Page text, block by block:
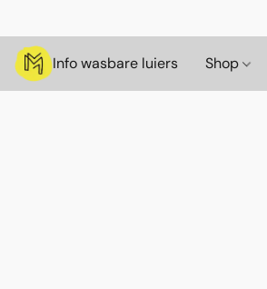
Info wasbare luiers Shop